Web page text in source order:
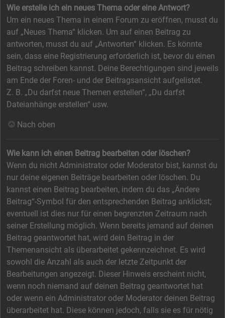
Wie erstelle ich ein neues Thema oder eine Antwort?
Um ein neues Thema in einem Forum zu eröffnen, musst du
auf „Neues Thema“ klicken. Um auf einen Beitrag zu
antworten, musst du auf „Antworten“ klicken. Es könnte
sein, dass eine Registrierung erforderlich ist, bevor du einen
Beitrag schreiben kannst. Deine Berechtigungen sind jeweils
am Ende der Foren- und der Beitragsansicht aufgelistet.
Z. B. „Du darfst neue Themen erstellen“, „Du darfst
Dateianhänge erstellen“ usw.
Nach oben
Wie kann ich einen Beitrag bearbeiten oder löschen?
Wenn du nicht Administrator oder Moderator bist, kannst du
nur deine eigenen Beiträge bearbeiten oder löschen. Du
kannst einen Beitrag bearbeiten, indem du das „Ändere
Beitrag“-Symbol für den entsprechenden Beitrag anklickst;
eventuell ist dies nur für einen begrenzten Zeitraum nach
seiner Erstellung möglich. Wenn bereits jemand auf deinen
Beitrag geantwortet hat, wird dein Beitrag in der
Themenansicht als überarbeitet gekennzeichnet. Es wird
sowohl die Anzahl als auch der letzte Zeitpunkt der
Bearbeitungen angezeigt. Dieser Hinweis erscheint nicht,
wenn noch niemand auf deinen Beitrag geantwortet hat
oder wenn ein Administrator oder Moderator deinen Beitrag
überarbeitet hat. Diese können jedoch, falls sie es für nötig